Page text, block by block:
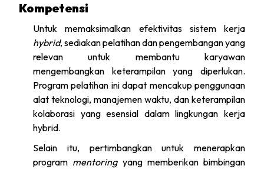
Kompetensi
Untuk memaksimalkan efektivitas sistem kerja
hybrid, sediakan pelatihan dan pengembangan yang
relevan untuk membantu karyawan
mengembangkan keterampilan yang diperlukan.
Program pelatihan ini dapat mencakup penggunaan
alat teknologi, manajemen waktu, dan keterampilan
kolaborasi yang esensial dalam lingkungan kerja
hybrid.
Selain itu, pertimbangkan untuk menerapkan
program mentoring yang memberikan bimbingan